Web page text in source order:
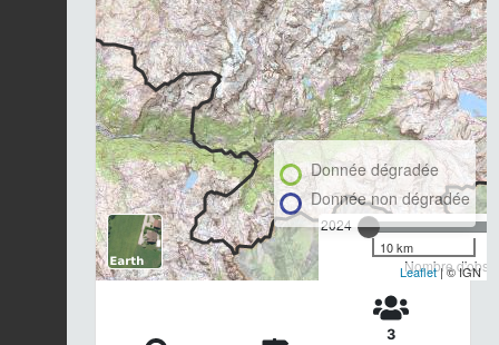
2024
Nombre
Donnée dégradée
Donnée non dégradée
10 km
Leaflet| © IGN
3